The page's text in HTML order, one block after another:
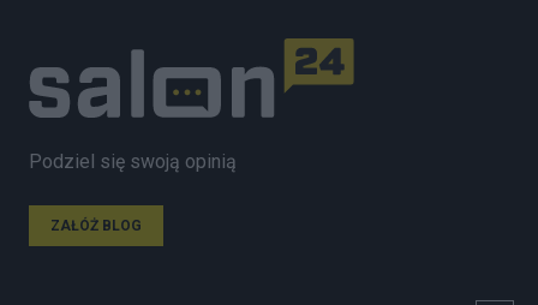
Podziel się swoją opinią
ZAŁÓŻ BLOG